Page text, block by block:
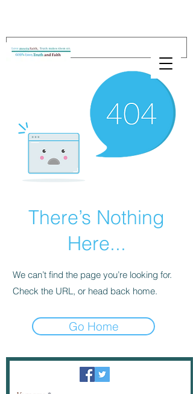
There’s Nothing
Here...
We can’t find the page you’re looking for.
Check the URL, or head back home.
Go Home
Newsletter / erhalten Nachrichten per E-Mail.